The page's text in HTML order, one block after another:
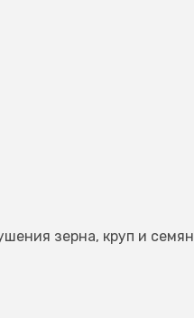
зерна, круп и семян